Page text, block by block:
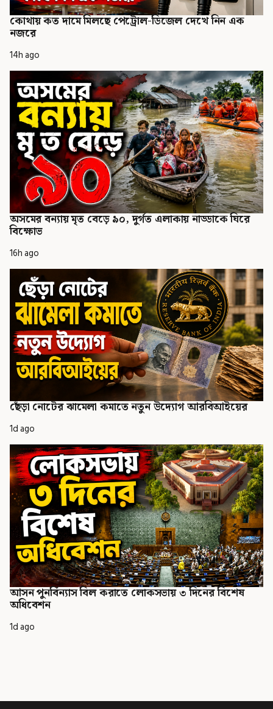
কোথায় কত দামে মিলছে পেট্রোল-ডিজেল দেখে নিন এক
নজরে
14h ago
অসমের বন্যায় মৃত বেড়ে ৯০, দুর্গত এলাকায় নাড্ডাকে ঘিরে
বিক্ষোভ
16h ago
ছেঁড়া নোটের ঝামেলা কমাতে নতুন উদ্যোগ আরবিআইয়ের
1d ago
আসন পুনর্বিন্যাস বিল করাতে লোকসভায় ৩ দিনের বিশেষ
অধিবেশন
1d ago